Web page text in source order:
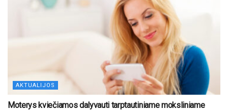
AKTUALIJOS
Moterys kviečiamos dalyvauti tarptautiniame moksliniame